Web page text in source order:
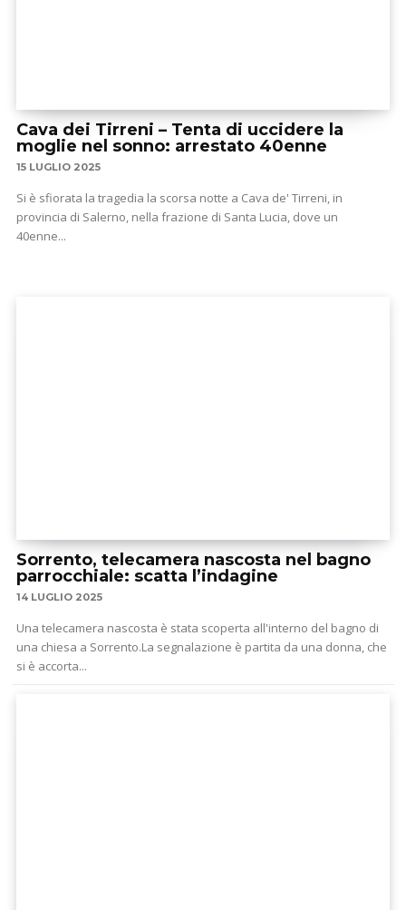
Cava dei Tirreni – Tenta di uccidere la
moglie nel sonno: arrestato 40enne
15 LUGLIO 2025
Si è sfiorata la tragedia la scorsa notte a Cava de' Tirreni, in
provincia di Salerno, nella frazione di Santa Lucia, dove un
40enne...
Sorrento, telecamera nascosta nel bagno
parrocchiale: scatta l’indagine
14 LUGLIO 2025
Una telecamera nascosta è stata scoperta all'interno del bagno di
una chiesa a Sorrento.La segnalazione è partita da una donna, che
si è accorta...